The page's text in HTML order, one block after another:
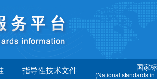
指导性技术文件 国家
(National standards